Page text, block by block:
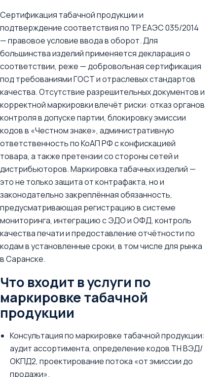
Сертификация табачной продукции и
подтверждение соответствия по ТР ЕАЭС 035/2014
— правовое условие ввода в оборот. Для
большинства изделий применяется декларация о
соответствии, реже — добровольная сертификация
под требованиями ГОСТ и отраслевых стандартов
качества. Отсутствие разрешительных документов и
корректной маркировки влечёт риски: отказ органов
контроля в допуске партии, блокировку эмиссии
кодов в «Честном знаке», административную
ответственность по КоАП РФ с конфискацией
товара, а также претензии со стороны сетей и
дистрибьюторов. Маркировка табачных изделий —
это не только защита от контрафакта, но и
законодательно закреплённая обязанность,
предусматривающая регистрацию в системе
мониторинга, интеграцию с ЭДО и ОФД, контроль
качества печати и предоставление отчётности по
кодам в установленные сроки, в том числе для рынка
в Саранске.
Что входит в услуги по
маркировке табачной
продукции
Консультация по маркировке табачной продукции:
аудит ассортимента, определение кодов ТН ВЭД/
ОКПД2, проектирование потока «от эмиссии до
продажи».